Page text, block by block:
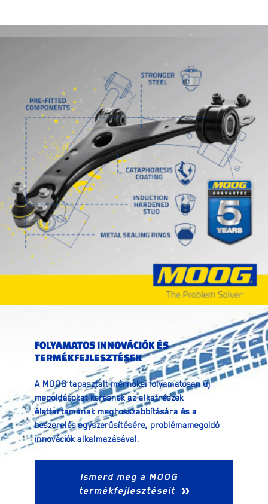
FOLYAMATOS INNOVÁCIÓK ÉS
TERMÉKFEJLESZTÉSEK
A MOOG tapasztalt mérnökei folyamatosan új
megoldásokat keresnek az alkatrészek
élettartamának meghosszabbítására és a
beszerelés egyszerűsítésére, problémamegoldó
innovációk alkalmazásával.
Ismerd meg a MOOG
termékfejlesztéseit